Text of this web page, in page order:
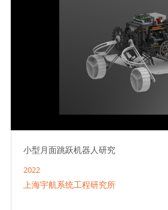
小型月面跳跃机器人研究
2022
上海宇航系统工程研究所